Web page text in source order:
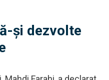
și dezvolte